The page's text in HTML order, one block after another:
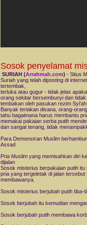
Sosok penyelamat
SURIAH (Arrahmah.com) - Situs
Suriah yang telah diposting di
tertembak,
terluka atau gugur - tidak jelas
orang sekitar bersembunyi dan
tembakan oleh pasukan rezim
Banyak teriakan disana, orang-
tahu bagaimana harus membantu
memakai pakaian serba putih
dan sangat tenang, tidak
Para Demonstran Muslim
Assad
Pria Muslim yang memisahkan diri
dijalan
Sosok misterius berpakaian putih
pria yang tergeletak di jalan
membawanya.
Sosok misterius berjubah putih tiba-
Sosok berjubah itu kemudian
Sosok berjubah putih membawa